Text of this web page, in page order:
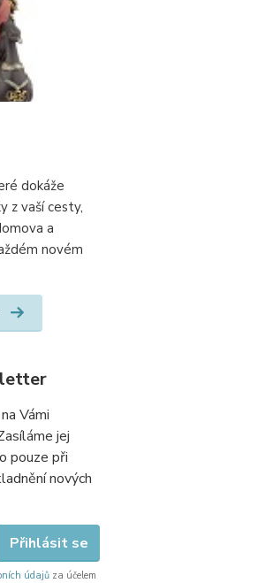
dokáže
z vaší cesty,
a
novém
Vámi
jej
pouze při
nových
Přihlásit se
údajů za účelem